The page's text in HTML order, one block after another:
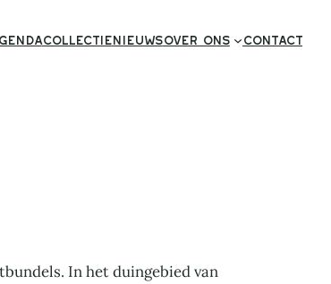
CollectieNieuwsOver ons Contact
In het duingebied van